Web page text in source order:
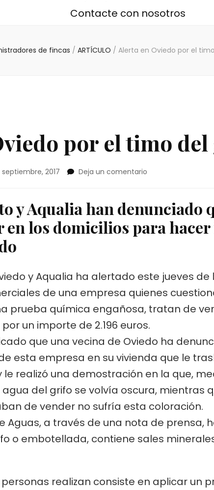
Contacte con nosotros
de fincas / ARTÍCULO / Alerta en Oviedo por el
por el timo
septiembre, 2017 Deja un comentario
por
el
timo
agua
y Aqualia han denunciado
los domicilios para hacer
y Aqualia ha alertado este jueves
de una empresa quienes
prueba química engañosa, tratan de
un importe de 2.196 euros.
que una vecina de Oviedo ha
esta empresa en su vivienda que le
realizó una demostración en la que,
del grifo se volvía oscura, mientras
de vender no sufría esta coloración.
Aguas, a través de una nota de prensa,
o embotellada, contiene sales
realizan consiste en aplicar un